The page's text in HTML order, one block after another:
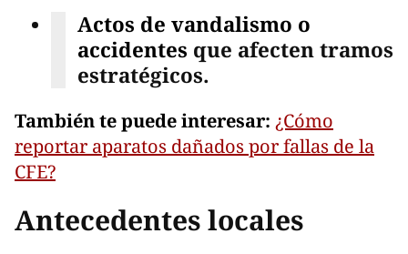
Actos de vandalismo o
accidentes que afecten tramos
estratégicos.
También te puede interesar: ¿Cómo
reportar aparatos dañados por fallas de la
CFE?
Antecedentes locales